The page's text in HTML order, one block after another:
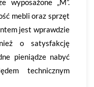
wyposażone „M”.
mebli oraz sprzęt
jest wprawdzie
o satysfakcję
pieniądze nabyć
technicznym